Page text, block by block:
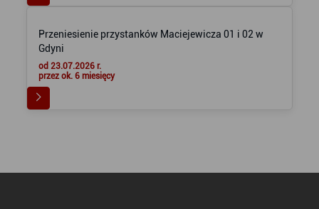
Przeniesienie przystanków Maciejewicza 01 i 02 w
Gdyni
od 23.07.2026 r.
przez ok. 6 miesięcy